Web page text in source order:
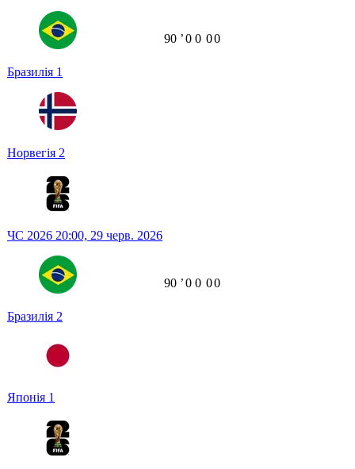
Бразилія 1
Норвегія 2
90 ʼ0 0 00
ЧС 2026 20:00, 29 черв. 2026
Бразилія 2
Японія 1
90 ʼ0 0 00